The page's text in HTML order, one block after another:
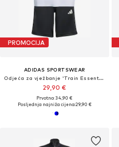
PROMOCIJA
ADIDAS SPORTSWEAR
Odjeća za vježbanje 'Train Essentials'
29,90 €
Prvotno: 34,90 €
Posljednja najniža cijena:29,90 €